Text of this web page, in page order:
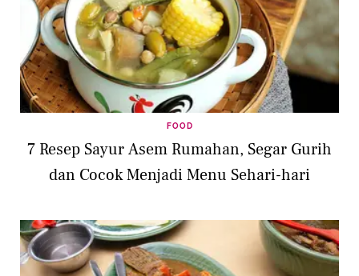
FOOD
7 Resep Sayur Asem Rumahan, Segar Gurih
dan Cocok Menjadi Menu Sehari-hari